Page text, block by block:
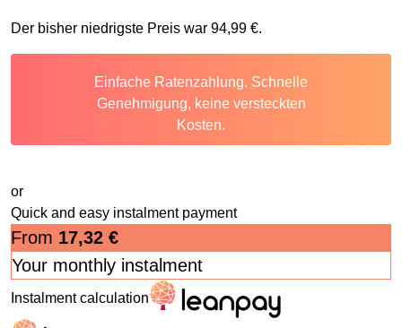
Der bisher niedrigste Preis war 94,99 €.
Einfache Ratenzahlung. Schnelle
Genehmigung, keine versteckten
Kosten.
or
Quick and easy instalment payment
From 17,32 €
Your monthly instalment
Instalment calculation